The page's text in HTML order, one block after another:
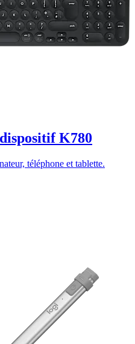
K780
téléphone et tablette.